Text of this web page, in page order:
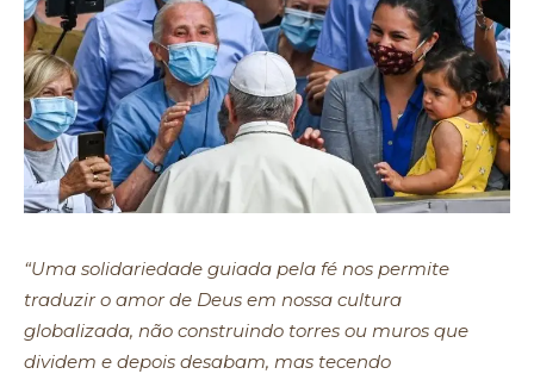
“Uma solidariedade guiada pela fé nos permite
traduzir o amor de Deus em nossa cultura
globalizada, não construindo torres ou muros que
dividem e depois desabam, mas tecendo